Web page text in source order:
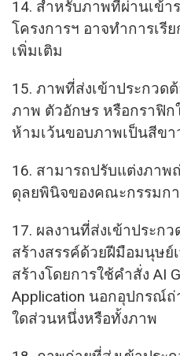
14. สำหรับภาพที่ผ่านเข้
โครงการฯ อาจทำการเ
เพิ่มเติม
15. ภาพที่ส่งเข้าประกวด
ภาพ ตัวอักษร หรือกราฟิก
ห้ามเว้นขอบภาพเป็นสีขา
16. สามารถปรับแต่งภาพ
ดุลยพินิจของคณะกรรมก
17. ผลงานที่ส่งเข้าประก
สร้างสรรค์ด้วยฝีมือมนุษย์
สร้างโดยการใช้คำสั่ง AI
Application นอกอุปกรณ์
ใดส่วนหนึ่งหรือทั้งภาพ